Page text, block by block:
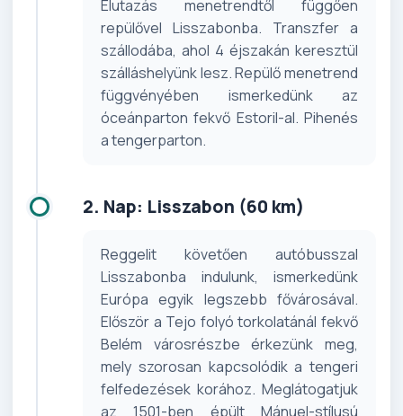
Elutazás menetrendtől függően
repülővel Lisszabonba. Transzfer a
szállodába, ahol 4 éjszakán keresztül
szálláshelyünk lesz. Repülő menetrend
függvényében ismerkedünk az
óceánparton fekvő Estoril-al. Pihenés
a tengerparton.
2. Nap: Lisszabon (60 km)
Reggelit követően autóbusszal
Lisszabonba indulunk, ismerkedünk
Európa egyik legszebb fővárosával.
Először a Tejo folyó torkolatánál fekvő
Belém városrészbe érkezünk meg,
mely szorosan kapcsolódik a tengeri
felfedezések korához. Meglátogatjuk
az 1501-ben épült Mánuel-stílusú